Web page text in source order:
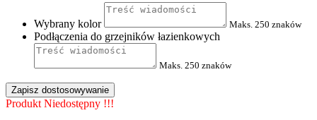
Wybrany kolor Maks. 250 znaków
Podłączenia do grzejników łazienkowych
Maks. 250 znaków
Zapisz dostosowywanie
Produkt Niedostępny !!!